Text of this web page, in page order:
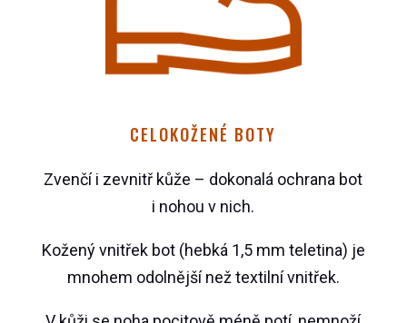
CELOKOŽENÉ BOTY
Zvenčí i zevnitř kůže – dokonalá ochrana bot
i nohou v nich.
Kožený vnitřek bot (hebká 1,5 mm teletina) je
mnohem odolnější než textilní vnitřek.